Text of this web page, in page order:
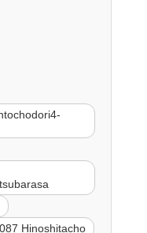
Hinoshitacho